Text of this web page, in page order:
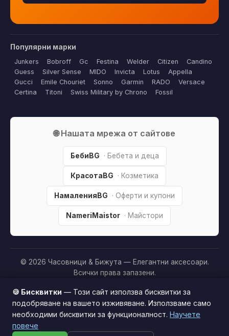
Популярни марки
Junkers Bobroff Gc Festina Welder Citizen
Candino
Guess
Silver Sense MIDO Invicta Lotus
Appella
Gucci
Emile Chouriet Sonno Garmin RADO
Versace
Certina
Titoni Swiss Military by Chrono Fossil
🌐 Нашата мрежа от сайтове
БебиBG · Бебета и деца
КрасотаBG · Козметика
НамаленияBG · Оферти и купони
NameriMaistor · Майстори
© 2026 Часовници & Бижута — Елегантни аксесоари.
Всички права запазени.
Партньорско разкриване:
Този сайт е независим и
съдържа партньорски (affiliate) линкове. Когато купите
продукт през тях, може да получим малка комисиона от
това да оскъпява покупката за вас. Това
ни помага да поддържаме сайта безплатен.
Този сайт използва бисквитки за по-добро
🍪 Бисквитки — Този сайт използва бисквитки за
подобряване на вашето изживяване. Използваме само
необходими бисквитки за функционалност. Научете
повече